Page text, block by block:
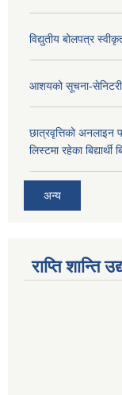
विद्युतीय बोलपत्र
आशयको सूचना-सेनिटरी
छात्रवृत्तिको अनलाइन
लिस्टमा रहेका बिद्यार्थी
अन्य
राप्ति शान्ति